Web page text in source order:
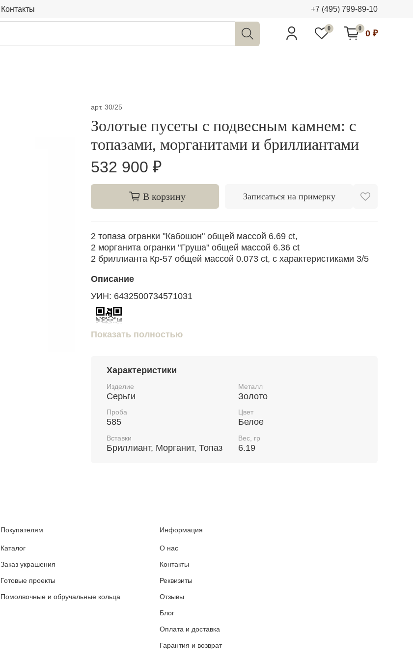
Контакты +7 (495) 799-89-10
0 0 0 ₽
арт. 30/25
Золотые пусеты с подвесным камнем: с
топазами, морганитами и бриллиантами
532 900 ₽
В корзину Записаться на примерку
2 топаза огранки "Кабошон" общей массой 6.69 ct,
2 морганита огранки "Груша" общей массой 6.36 ct
2 бриллианта Кр-57 общей массой 0.073 ct, с характеристиками 3/5
Описание
УИН: 6432500734571031
Показать полностью
Характеристики
Изделие
Серьги
Металл
Золото
Проба
585
Цвет
Белое
Вставки
Бриллиант, Морганит, Топаз
Вес, гр
6.19
Покупателям
Каталог
Заказ украшения
Готовые проекты
Помолвочные и обручальные кольца
Информация
О нас
Контакты
Реквизиты
Отзывы
Блог
Оплата и доставка
Гарантия и возврат